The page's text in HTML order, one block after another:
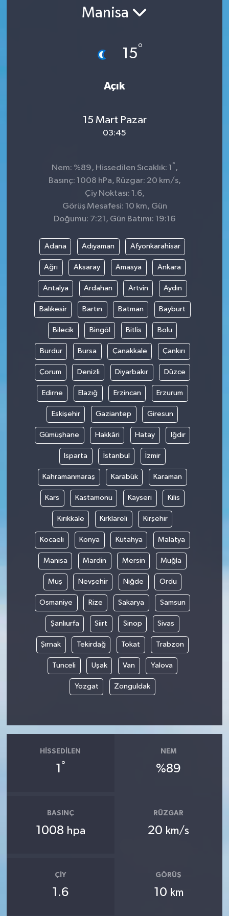
Manisa
15°
Açık
15 Mart Pazar
03:45
Nem: %89, Hissedilen Sıcaklık: 1 ° ,
Basınç: 1008 hPa, Rüzgar: 20 km/s,
Çiy Noktası: 1.6,
Görüş Mesafesi: 10 km, Gün
Doğumu: 7:21, Gün Batımı: 19:16
Adana Adıyaman Afyonkarahisar
Ağrı Aksaray Amasya Ankara
Antalya Ardahan Artvin Aydın
Balıkesir Bartın Batman Bayburt
Bilecik Bingöl Bitlis Bolu
Burdur Bursa Çanakkale Çankırı
Çorum Denizli Diyarbakır Düzce
Edirne Elazığ Erzincan Erzurum
Eskişehir Gaziantep Giresun
Gümüşhane Hakkâri Hatay Iğdır
Isparta İstanbul İzmir
Kahramanmaraş Karabük Karaman
Kars Kastamonu Kayseri Kilis
Kırıkkale Kırklareli Kırşehir
Kocaeli Konya Kütahya Malatya
Manisa Mardin Mersin Muğla
Muş Nevşehir Niğde Ordu
Osmaniye Rize Sakarya Samsun
Şanlıurfa Siirt Sinop Sivas
Şırnak Tekirdağ Tokat Trabzon
Tunceli Uşak Van Yalova
Yozgat Zonguldak
HISSEDILEN
1 °
NEM
%89
BASINÇ
1008 hpa
RÜZGAR
20 km/s
ÇIY
1.6
GÖRÜŞ
10 km